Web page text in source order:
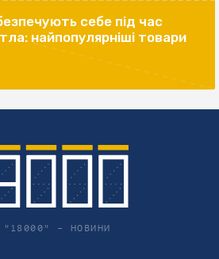
себе під час
найпопулярніші товари
"18000" – НОВИНИ